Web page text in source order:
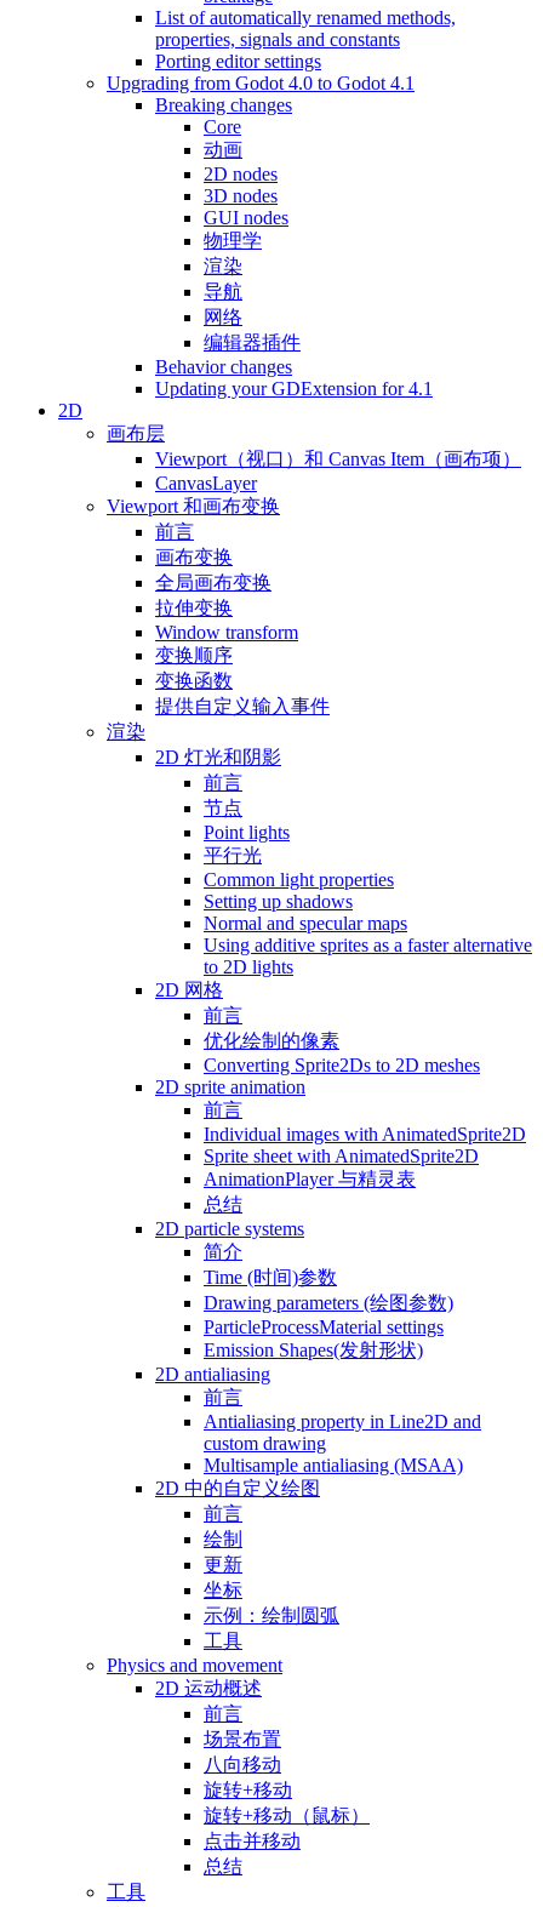
List of automatically renamed methods,
properties, signals and constants
Porting editor settings
Upgrading from Godot 4.0 to Godot 4.1
Breaking changes
Core
动画
2D nodes
3D nodes
GUI nodes
物理学
渲染
导航
网络
编辑器插件
Behavior changes
Updating your GDExtension for 4.1
2D
画布层
Viewport（视口）和 Canvas Item（画布项）
CanvasLayer
Viewport 和画布变换
前言
画布变换
全局画布变换
拉伸变换
Window transform
变换顺序
变换函数
提供自定义输入事件
渲染
2D 灯光和阴影
前言
节点
Point lights
平行光
Common light properties
Setting up shadows
Normal and specular maps
Using additive sprites as a faster alternative
to 2D lights
2D 网格
前言
优化绘制的像素
Converting Sprite2Ds to 2D meshes
2D sprite animation
前言
Individual images with AnimatedSprite2D
Sprite sheet with AnimatedSprite2D
AnimationPlayer 与精灵表
总结
2D particle systems
简介
Time (时间)参数
Drawing parameters (绘图参数)
ParticleProcessMaterial settings
Emission Shapes(发射形状)
2D antialiasing
前言
Antialiasing property in Line2D and
custom drawing
Multisample antialiasing (MSAA)
2D 中的自定义绘图
前言
绘制
更新
坐标
示例：绘制圆弧
工具
Physics and movement
2D 运动概述
前言
场景布置
八向移动
旋转+移动
旋转+移动（鼠标）
点击并移动
总结
工具